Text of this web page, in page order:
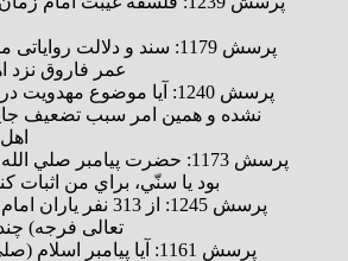
پرسش 1179: سند و دلالت
عمر فاروق
پرسش 1240: آیا موضوع
نشده و همین امر سبب تضعیف
پرسش 1173: حضرت پيامبر صلي
بود يا سنّي، براي من اثبات
پرسش 1245: از 313
تعالی فرجه)
پرسش 1161: آيا پيامبر